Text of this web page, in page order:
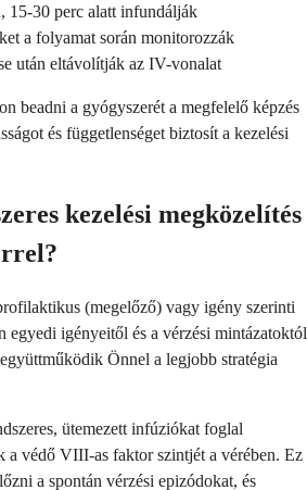
15-30 perc alatt infundálják
a folyamat során monitorozzák
után eltávolítják az IV-vonalat
beadni a gyógyszerét a megfelelő képzés
és függetlenséget biztosít a kezelési
kezelési megközelítés
(megelőző) vagy igény szerinti
egyedi igényeitől és a vérzési mintázatoktól
Önnel a legjobb stratégia
ütemezett infúziókat foglal
a védő VIII-as faktor szintjét a vérében. Ez
a spontán vérzési epizódokat, és